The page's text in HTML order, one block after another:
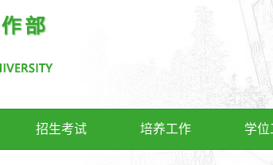
招生考试 培养工作 学位